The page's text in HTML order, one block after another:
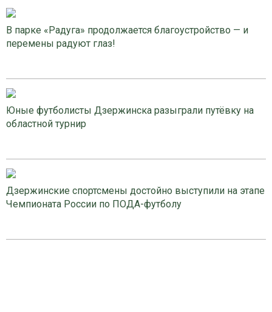
В парке «Радуга» продолжается благоустройство — и
перемены радуют глаз!
Юные футболисты Дзержинска разыграли путёвку на
областной турнир
Дзержинские спортсмены достойно выступили на этапе
Чемпионата России по ПОДА-футболу